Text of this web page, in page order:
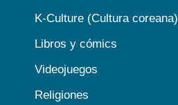
K-Culture (Cultura coreana)
Libros y cómics
Videojuegos
Religiones